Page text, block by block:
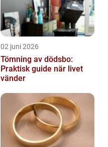
02 juni 2026
Tömning av dödsbo:
Praktisk guide när livet
vänder